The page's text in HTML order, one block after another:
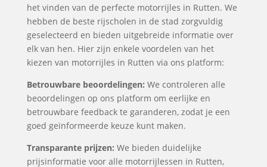
het vinden van de perfecte motorrijles in Rutten. We
hebben de beste rijscholen in de stad zorgvuldig
geselecteerd en bieden uitgebreide informatie over
elk van hen. Hier zijn enkele voordelen van het
kiezen van motorrijles in Rutten via ons platform:
Betrouwbare beoordelingen: We controleren alle
beoordelingen op ons platform om eerlijke en
betrouwbare feedback te garanderen, zodat je een
goed geïnformeerde keuze kunt maken.
Transparante prijzen: We bieden duidelijke
prijsinformatie voor alle motorrijlessen in Rutten,